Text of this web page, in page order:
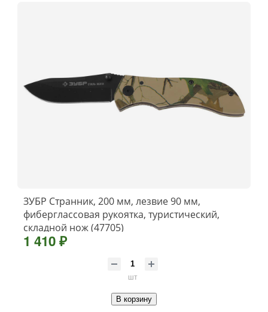
ЗУБР Странник, 200 мм, лезвие 90 мм,
фиберглассовая рукоятка, туристический,
складной нож (47705)
1 410 ₽
шт
В корзину